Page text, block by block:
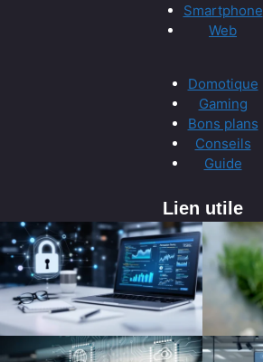
Smartphone
Web
Domotique
Gaming
Bons plans
Conseils
Guide
Lien utile